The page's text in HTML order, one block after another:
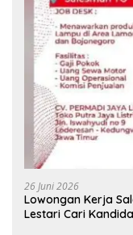
26 Juni 2026
Lowongan Kerja
Lestari Cari